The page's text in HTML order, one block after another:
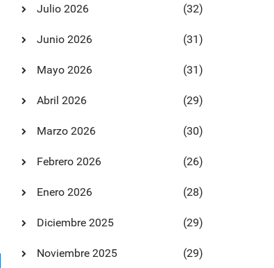
Julio 2026 (32)
Junio 2026 (31)
Mayo 2026 (31)
Abril 2026 (29)
Marzo 2026 (30)
Febrero 2026 (26)
Enero 2026 (28)
Diciembre 2025 (29)
Noviembre 2025 (29)